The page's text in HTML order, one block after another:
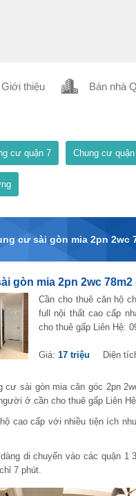
Giới thiệu Bán nhà
cư quận 7 Chung cư
cư sài gòn mia 2pn 2wc
gòn mia 2pn 2wc
Cần cho thuê căn hộ
full nội thất cao cấp
cho thuê gấp Liên Hệ:
Giá: 17 triệu Diện
cư sài gòn mia căn góc 2pn
ở cần cho thuê gấp Liên
cao cấp với nhiều tiện ích
di chuyển vào các quận
7 phút.